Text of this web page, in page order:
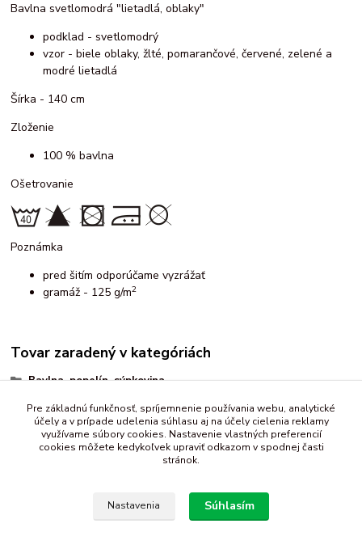
Bavlna svetlomodrá "lietadlá, oblaky"
podklad - svetlomodrý
vzor - biele oblaky, žlté, pomarančové, červené, zelené a
modré lietadlá
Šírka - 140 cm
Zloženie
100 % bavlna
Ošetrovanie
Poznámka
pred šitím odporúčame vyzrážať
gramáž - 125 g/m2
Tovar zaradený v kategóriách
Bavlna, popelín, sýpkovina
detský vzor
dopravné prostriedky
Pre základnú funkčnosť, spríjemnenie používania webu, analytické
účely a v prípade udelenia súhlasu aj na účely cielenia reklamy
využívame súbory cookies. Nastavenie vlastných preferencií
cookies môžete kedykoľvek upraviť odkazom v spodnej časti
stránok.
Nastavenia Súhlasím